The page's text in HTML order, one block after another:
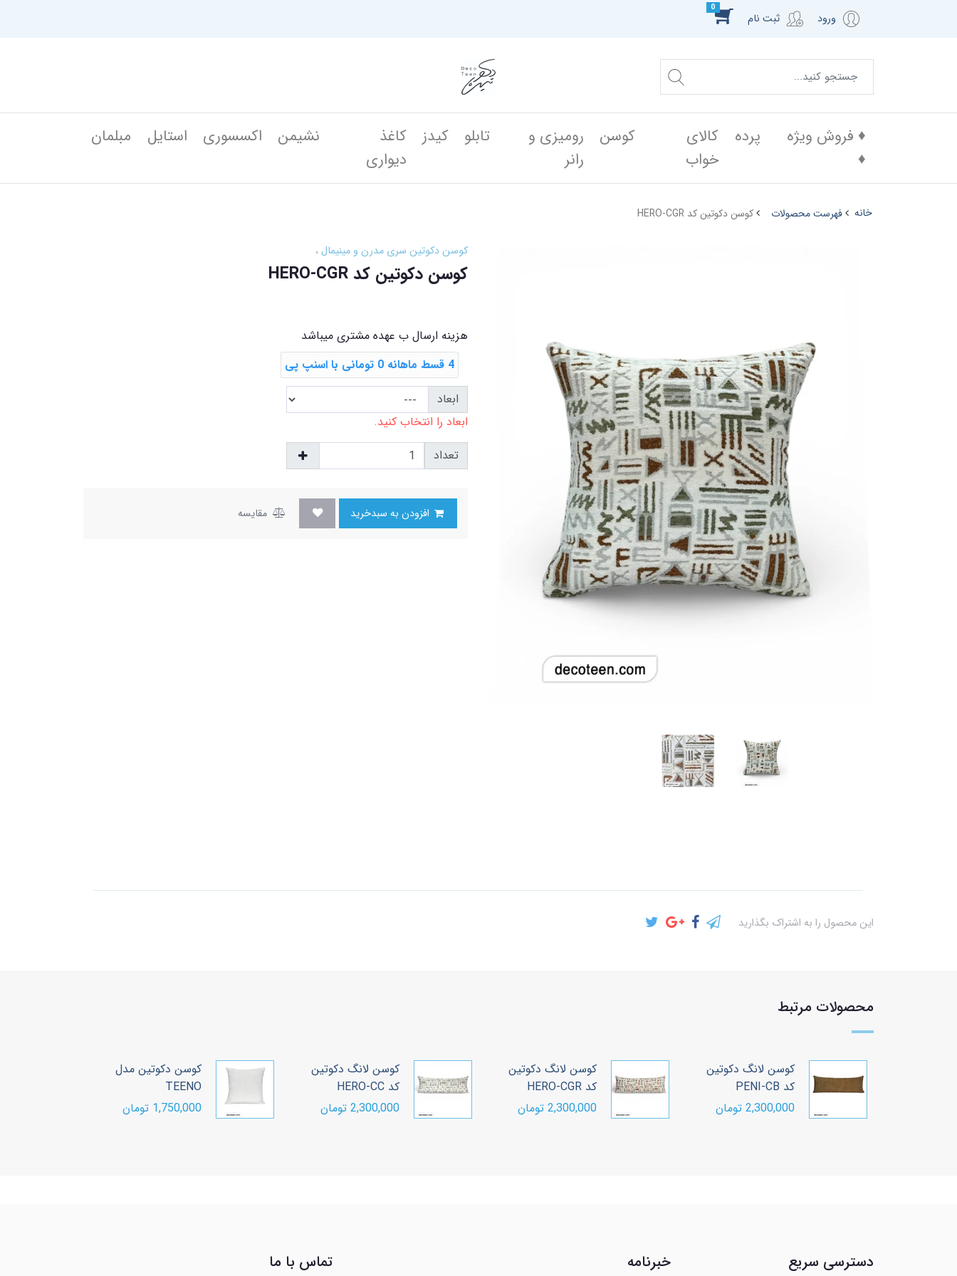
ورود ثبت نام
0
♦️ فروش ویژه
♦️
پرده
کالای
خواب
کوسن
رومیزی و
رانر
تابلو کیدز
کاغذ
دیواری
نشیمن اکسسوری استایل مبلمان
خانه فهرست محصولات کوسن دکوتین کد HERO-CGR
کوسن دکوتین سری مدرن و مینیمال
کوسن دکوتین کد HERO-CGR
هزینه ارسال ب عهده مشتری میباشد
4 قسط ماهانه 0 تومانی با اسنپ ‌پی
ابعاد
ابعاد را انتخاب کنید.
تعداد
مقایسه
این محصول را به اشتراک بگذارید
محصولات مرتبط
کوسن دکوتین مدل
1,750,000 تومان
دسترسی سریع خبرنامه تماس با ما